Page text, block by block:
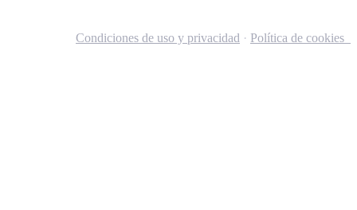
Condiciones de uso y privacidad · Política de cookies